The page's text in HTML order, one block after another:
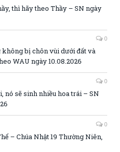
thì hãy theo Thầy – SN ngày
0
không bị chôn vùi dưới đất và
WAU ngày 10.08.2026
0
nó sẽ sinh nhiều hoa trái – SN
0
– Chúa Nhật 19 Thường Niên,